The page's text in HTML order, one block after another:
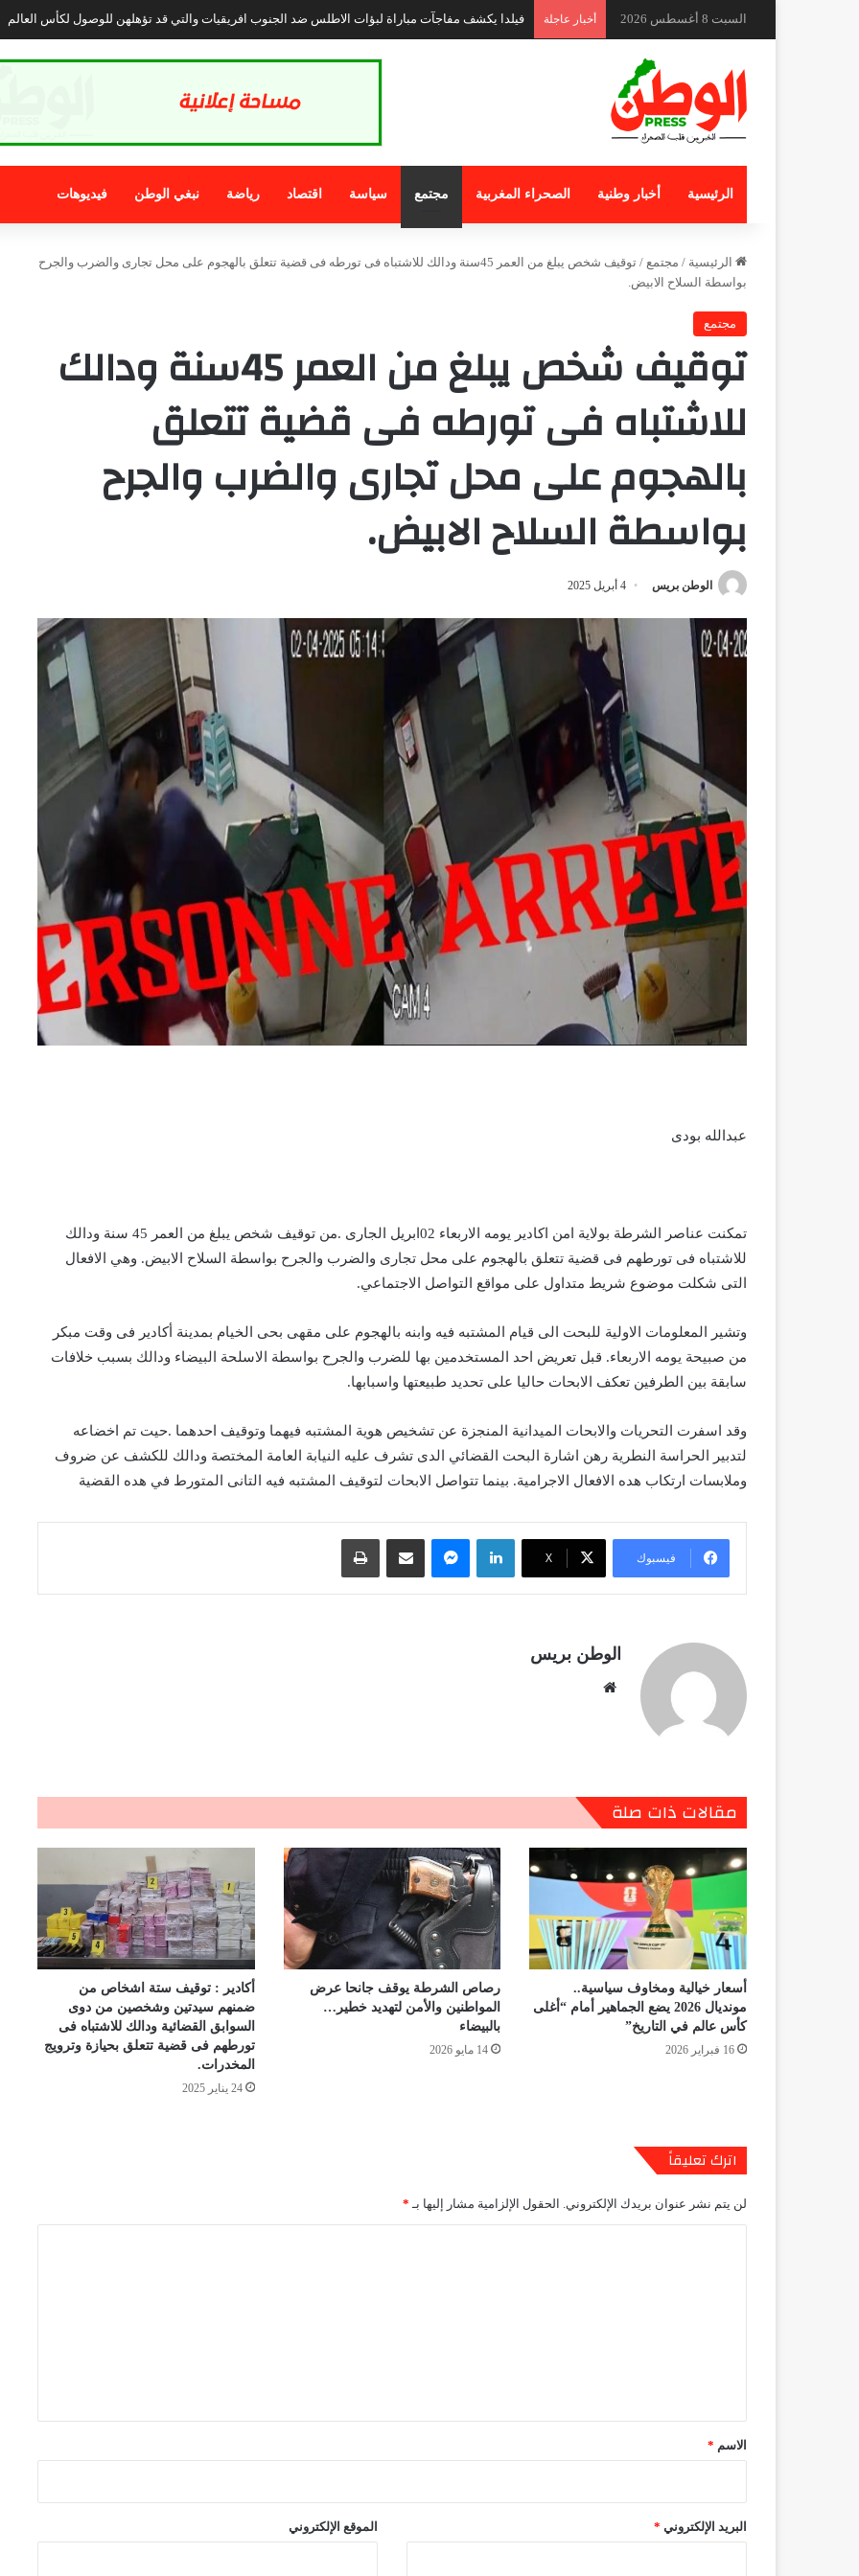
السبت 8 أغسطس 2026 أخبار عاجلة ندوة دولية بكوتونو تبرز وضعية المرأة بالأقاليم الجنوبية المغربية وتجارب التمكين في العالم :
الرئيسية أخبار وطنية الصحراء المغربية مجتمع سياسة اقتصاد رياضة نبغي الوطن فيديوهات
الرئيسية / مجتمع /
توقيف شخص يبلغ من العمر 45سنة ودالك للاشتباه فى تورطه فى قضية تتعلق بالهجوم على محل تجارى والضرب والجرح
بواسطة السلاح الابيض.
مجتمع
توقيف شخص يبلغ من العمر 45سنة ودالك
للاشتباه فى تورطه فى قضية تتعلق
بالهجوم على محل تجارى والضرب والجرح
بواسطة السلاح الابيض.
الوطن بريس 4 أبريل 2025
عبدالله بودى
تمكنت عناصر الشرطة بولاية امن اكادير يومه الاربعاء 02ابريل الجارى .من توقيف شخص يبلغ من العمر 45 سنة ودالك
للاشتباه فى تورطهم فى قضية تتعلق بالهجوم على محل تجارى والضرب والجرح بواسطة السلاح الابيض. وهي الافعال
التى شكلت موضوع شريط متداول على مواقع التواصل الاجتماعي.
وتشير المعلومات الاولية للبحت الى قيام المشتبه فيه وابنه بالهجوم على مقهى بحى الخيام بمدينة أكادير فى وقت مبكر
من صبيحة يومه الاربعاء. قبل تعريض احد المستخدمين بها للضرب والجرح بواسطة الاسلحة البيضاء ودالك بسبب خلافات
سابقة بين الطرفين تعكف الابحات حاليا على تحديد طبيعتها واسبابها.
وقد اسفرت التحريات والابحات الميدانية المنجزة عن تشخيص هوية المشتبه فيهما وتوقيف احدهما .حيت تم اخضاعه
لتدبير الحراسة النطرية رهن اشارة البحت القضائي الدى تشرف عليه النيابة العامة المختصة ودالك للكشف عن ضروف
وملابسات ارتكاب هده الافعال الاجرامية. بينما تتواصل الابحات لتوقيف المشتبه فيه التانى المتورط في هده القضية
فيسبوك X
لينكدإن ماسنجر مشاركة عبر البريد طباعة
الوطن بريس
مقالات ذات صلة
أسعار خيالية ومخاوف سياسية..
مونديال 2026 يضع الجماهير أمام “أغلى
كأس عالم في التاريخ”
16 فبراير 2026
رصاص الشرطة يوقف جانحا عرض
المواطنين والأمن لتهديد خطير…
بالبيضاء
14 مايو 2026
أكادير : توقيف ستة اشخاص من
ضمنهم سيدتين وشخصين من دوى
السوابق القضائية ودالك للاشتباه فى
تورطهم فى قضية تتعلق بحيازة وترويج
المخدرات.
24 يناير 2025
اترك تعليقاً
لن يتم نشر عنوان بريدك الإلكتروني. الحقول الإلزامية مشار إليها بـ *
*الاسم *
البريد الإلكتروني * الموقع الإلكتروني